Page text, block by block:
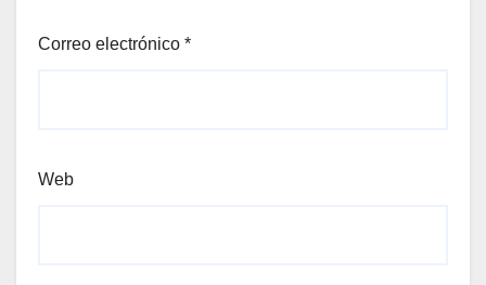
Correo electrónico *
Web